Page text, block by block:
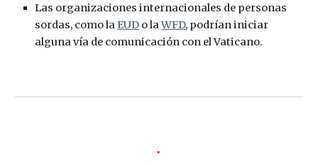
Las organizaciones internacionales de personas
sordas, como la EUD o la WFD, podrían iniciar
alguna vía de comunicación con el Vaticano.